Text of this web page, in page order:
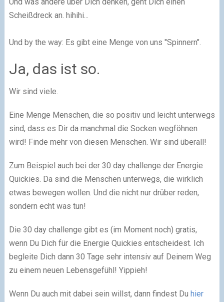
Scheißdreck an. hihihi...
Und by the way: Es gibt eine Menge von uns "Spinnern".​
Ja, das ist so.​
Wir sind viele.
Eine Menge Menschen, die so positiv und leicht unterwegs
sind, dass es Dir da manchmal die Socken wegföhnen
wird! Finde mehr von diesen Menschen. Wir sind überall!
Zum Beispiel auch bei der 30 day challenge der Energie
Quickies. Da sind die Menschen unterwegs, die wirklich
etwas bewegen wollen. Und die nicht nur drüber reden,
sondern echt was tun!
Die 30 day challenge gibt es (im Moment noch) gratis,
wenn Du Dich für die Energie Quickies entscheidest. Ich
begleite Dich dann 30 Tage sehr intensiv auf Deinem Weg
zu einem neuen Lebensgefühl! Yippieh!
Wenn Du auch mit dabei sein willst, dann findest Du hier